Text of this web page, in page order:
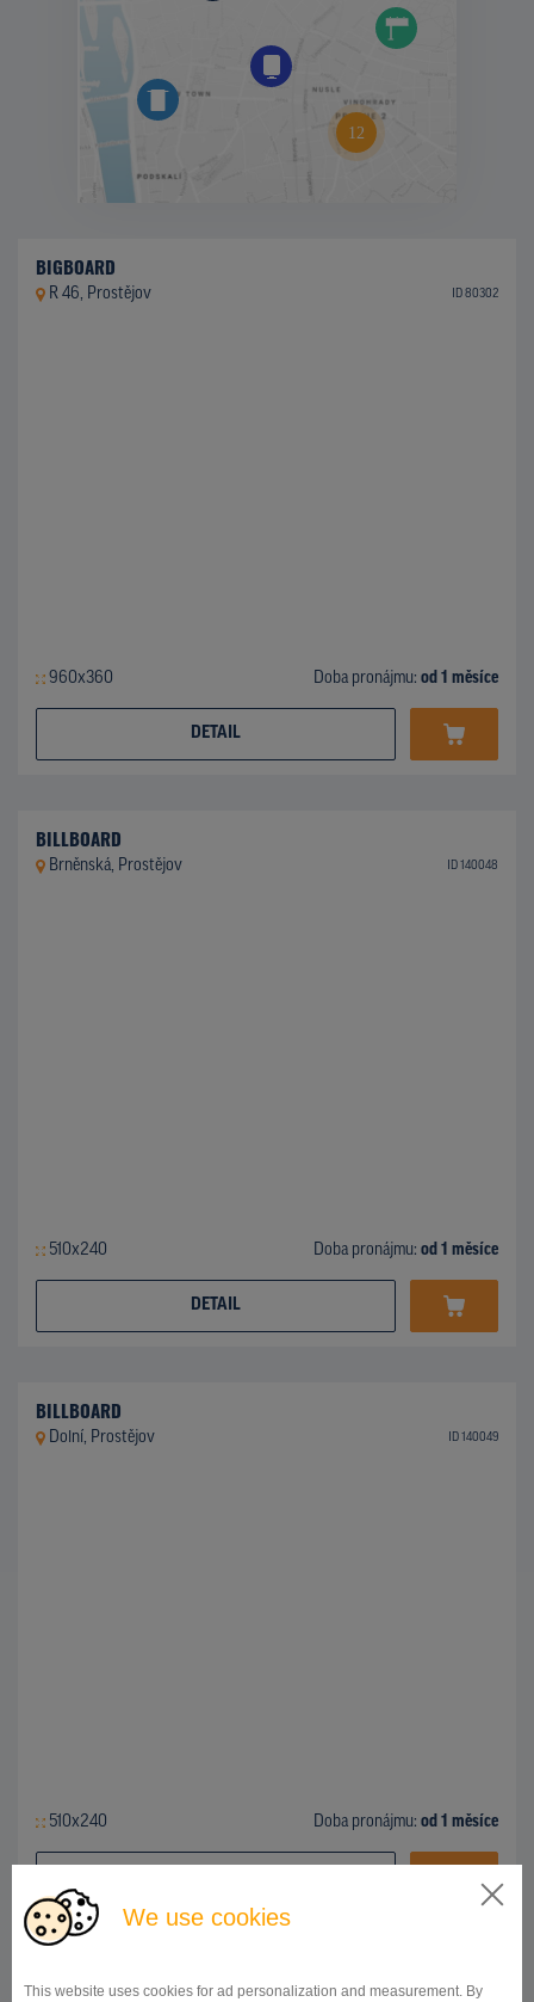
We use cookies
This website uses cookies for ad personalization and measurement. By
BIGBOARD
R 46, Prostějov ID 80302
960x360 Doba pronájmu: od 1 měsíce
DETAIL
BILLBOARD
Brněnská, Prostějov ID 140048
510x240 Doba pronájmu: od 1 měsíce
DETAIL
BILLBOARD
Dolní, Prostějov ID 140049
510x240 Doba pronájmu: od 1 měsíce
BILLBOARD